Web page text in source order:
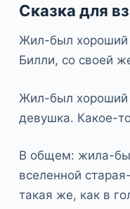
Сказка для
Жил-был
Билли, со своей
Жил-был хороший
девушка. Какое-
В общем: жила-
вселенной
такая же, как в